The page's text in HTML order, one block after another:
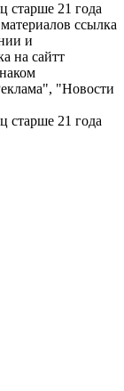
старше 21 года
ссылка
и
на сайтт
"Новости
старше 21 года